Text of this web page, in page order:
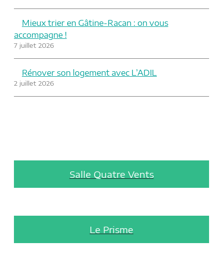
Mieux trier en Gâtine-Racan : on vous
accompagne !
7 juillet 2026
Rénover son logement avec L’ADIL
2 juillet 2026
Salle Quatre Vents
Le Prisme